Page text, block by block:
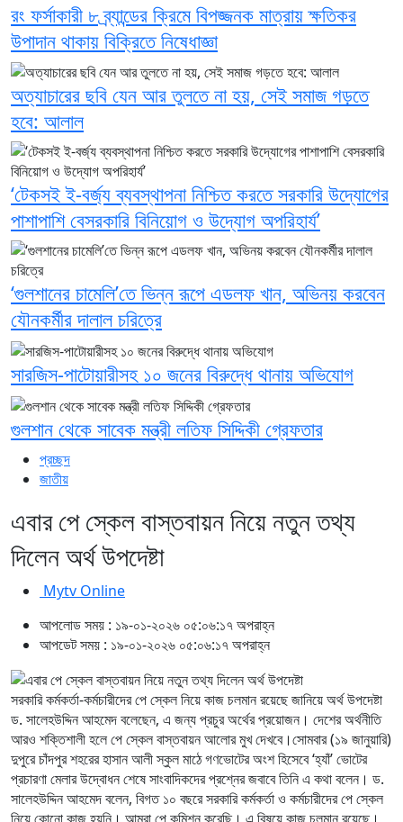
প্রচ্ছদ
জাতীয়
এবার পে স্কেল বাস্তবায়ন নিয়ে নতুন তথ্য
দিলেন অর্থ উপদেষ্টা
Mytv Online
আপলোড সময় : ১৯-০১-২০২৬ ০৫:০৬:১৭ অপরাহ্ন
আপডেট সময় : ১৯-০১-২০২৬ ০৫:০৬:১৭ অপরাহ্ন
সরকারি কর্মকর্তা-কর্মচারীদের পে স্কেল নিয়ে কাজ চলমান রয়েছে জানিয়ে অর্থ উপদেষ্টা
ড. সালেহউদ্দিন আহমেদ বলেছেন, এ জন্য প্রচুর অর্থের প্রয়োজন। দেশের অর্থনীতি
আরও শক্তিশালী হলে পে স্কেল বাস্তবায়ন আলোর মুখ দেখবে।সোমবার (১৯ জানুয়ারি)
দুপুরে চাঁদপুর শহরের হাসান আলী স্কুল মাঠে গণভোটের অংশ হিসেবে ‘হ্যাঁ’ ভোটের
প্রচারণা মেলার উদ্বোধন শেষে সাংবাদিকদের প্রশ্নের জবাবে তিনি এ কথা বলেন। ড.
সালেহউদ্দিন আহমেদ বলেন, বিগত ১০ বছরে সরকারি কর্মকর্তা ও কর্মচারীদের পে স্কেল
রং ফর্সাকারী ৮ ব্র্যান্ডের ক্রিমে বিপজ্জনক মাত্রায় ক্ষতিকর
উপাদান থাকায় বিক্রিতে নিষেধাজ্ঞা
অত্যাচারের ছবি যেন আর তুলতে না হয়, সেই সমাজ গড়তে
হবে: আলাল
‘টেকসই ই-বর্জ্য ব্যবস্থাপনা নিশ্চিত করতে সরকারি উদ্যোগের
পাশাপাশি বেসরকারি বিনিয়োগ ও উদ্যোগ অপরিহার্য’
‘গুলশানের চামেলি’তে ভিন্ন রূপে এডলফ খান, অভিনয় করবেন
যৌনকর্মীর দালাল চরিত্রে
সারজিস-পাটোয়ারীসহ ১০ জনের বিরুদ্ধে থানায় অভিযোগ
গুলশান থেকে সাবেক মন্ত্রী লতিফ সিদ্দিকী গ্রেফতার